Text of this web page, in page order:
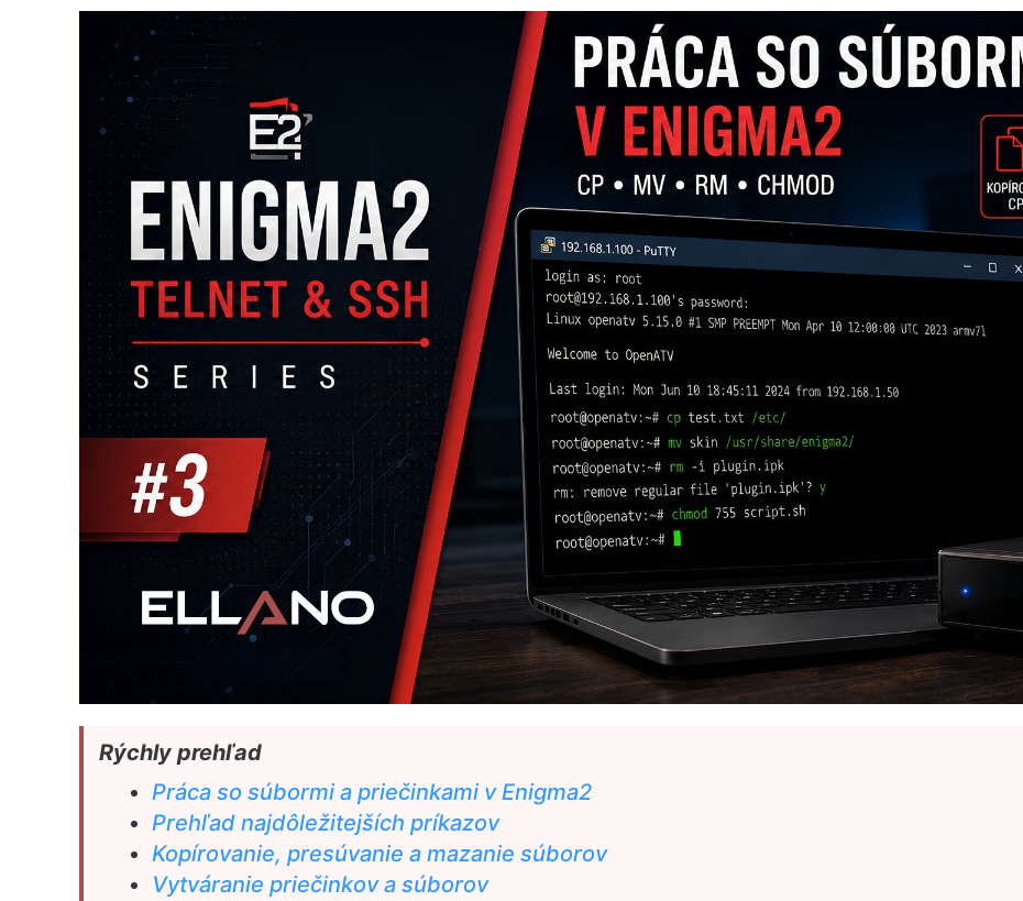
Rýchly prehľad
Práca so súbormi a priečinkami v Enigma2
Prehľad najdôležitejších príkazov
Kopírovanie, presúvanie a mazanie súborov
Vytváranie priečinkov a súborov